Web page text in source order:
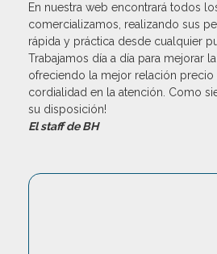
En nuestra web encontrará todos
comercializamos, realizando sus
rápida y práctica desde cualquier
Trabajamos día a día para mejorar
ofreciendo la mejor relación
cordialidad en la atención. Como
su disposición!
El staff de BH